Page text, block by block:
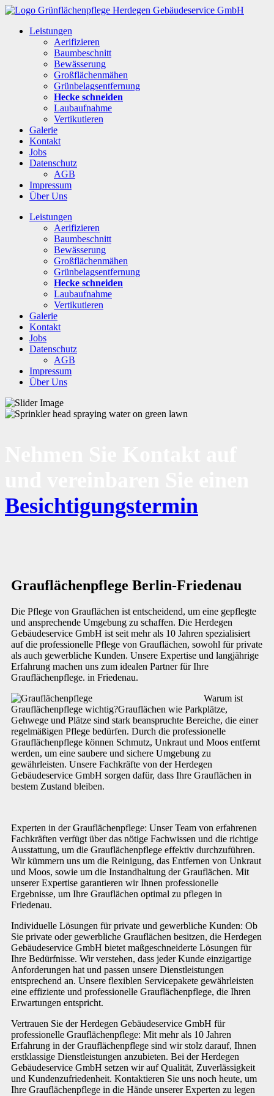
Leistungen
Aerifizieren
Baumbeschnitt
Bewässerung
Großflächenmähen
Grünbelagsentfernung
Hecke schneiden
Laubaufnahme
Vertikutieren
Galerie
Kontakt
Jobs
Datenschutz
AGB
Impressum
Über Uns
Leistungen
Aerifizieren
Baumbeschnitt
Bewässerung
Großflächenmähen
Grünbelagsentfernung
Hecke schneiden
Laubaufnahme
Vertikutieren
Galerie
Kontakt
Jobs
Datenschutz
AGB
Impressum
Über Uns
Besichtigungstermin
Grauflächenpflege Berlin-Friedenau
Die Pflege von Grauflächen ist entscheidend, um eine gepflegte
und ansprechende Umgebung zu schaffen. Die Herdegen
Gebäudeservice GmbH ist seit mehr als 10 Jahren spezialisiert
auf die professionelle Pflege von Grauflächen, sowohl für private
als auch gewerbliche Kunden. Unsere Expertise und langjährige
Erfahrung machen uns zum idealen Partner für Ihre
Grauflächenpflege. in Friedenau.
Warum ist
Grauflächenpflege wichtig?Grauflächen wie Parkplätze,
Gehwege und Plätze sind stark beanspruchte Bereiche, die einer
regelmäßigen Pflege bedürfen. Durch die professionelle
Grauflächenpflege können Schmutz, Unkraut und Moos entfernt
werden, um eine saubere und sichere Umgebung zu
gewährleisten. Unsere Fachkräfte von der Herdegen
Gebäudeservice GmbH sorgen dafür, dass Ihre Grauflächen in
bestem Zustand bleiben.
Experten in der Grauflächenpflege: Unser Team von erfahrenen
Fachkräften verfügt über das nötige Fachwissen und die richtige
Ausstattung, um die Grauflächenpflege effektiv durchzuführen.
Wir kümmern uns um die Reinigung, das Entfernen von Unkraut
und Moos, sowie um die Instandhaltung der Grauflächen. Mit
unserer Expertise garantieren wir Ihnen professionelle
Ergebnisse, um Ihre Grauflächen optimal zu pflegen in
Friedenau.
Individuelle Lösungen für private und gewerbliche Kunden: Ob
Sie private oder gewerbliche Grauflächen besitzen, die Herdegen
Gebäudeservice GmbH bietet maßgeschneiderte Lösungen für
Ihre Bedürfnisse. Wir verstehen, dass jeder Kunde einzigartige
Anforderungen hat und passen unsere Dienstleistungen
entsprechend an. Unsere flexiblen Servicepakete gewährleisten
eine effiziente und professionelle Grauflächenpflege, die Ihren
Erwartungen entspricht.
Vertrauen Sie der Herdegen Gebäudeservice GmbH für
professionelle Grauflächenpflege: Mit mehr als 10 Jahren
Erfahrung in der Grauflächenpflege sind wir stolz darauf, Ihnen
erstklassige Dienstleistungen anzubieten. Bei der Herdegen
Gebäudeservice GmbH setzen wir auf Qualität, Zuverlässigkeit
und Kundenzufriedenheit. Kontaktieren Sie uns noch heute, um
Ihre Grauflächenpflege in die Hände unserer Experten zu legen